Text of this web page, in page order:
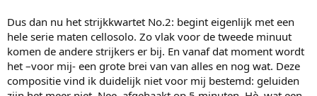
Dus dan nu het strijkkwartet No.2: begint eigenlijk met een
hele serie maten cellosolo. Zo vlak voor de tweede minuut
komen de andere strijkers er bij. En vanaf dat moment wordt
het –voor mij- een grote brei van van alles en nog wat. Deze
compositie vind ik duidelijk niet voor mij bestemd: geluiden